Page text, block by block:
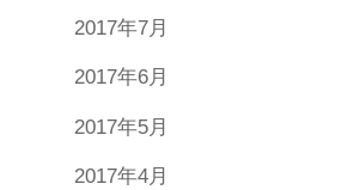
2017年7月
2017年6月
2017年5月
2017年4月